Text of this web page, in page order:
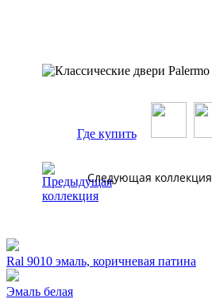
Где купить
Следующая коллекция
Ral 9010 эмаль, коричневая патина
Эмаль белая